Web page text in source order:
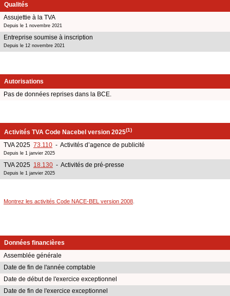
Qualités
Assujettie à la TVA
Depuis le 1 novembre 2021
Entreprise soumise à inscription
Depuis le 12 novembre 2021
Autorisations
Pas de données reprises dans la BCE.
Activités TVA Code Nacebel version 2025(1)
TVA 2025 73.110 - Activités d’agence de publicité
Depuis le 1 janvier 2025
TVA 2025 18.130 - Activités de pré-presse
Depuis le 1 janvier 2025
Montrez les activités Code NACE-BEL version 2008
Données financières
Assemblée générale
Date de fin de l'année comptable
Date de début de l'exercice exceptionnel
Date de fin de l'exercice exceptionnel